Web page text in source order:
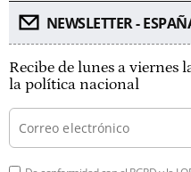
NEWSLETTER -
Recibe de lunes a viernes
la política nacional